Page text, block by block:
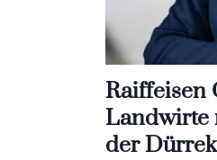
Raiffeisen
Landwirte
der